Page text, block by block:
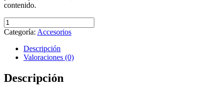
contenido.
XIAOMI
SELFIE
STICK
TRIPODE
BLUETOOTH
Categoría: Accesorios
Descripción
Valoraciones (0)
Descripción